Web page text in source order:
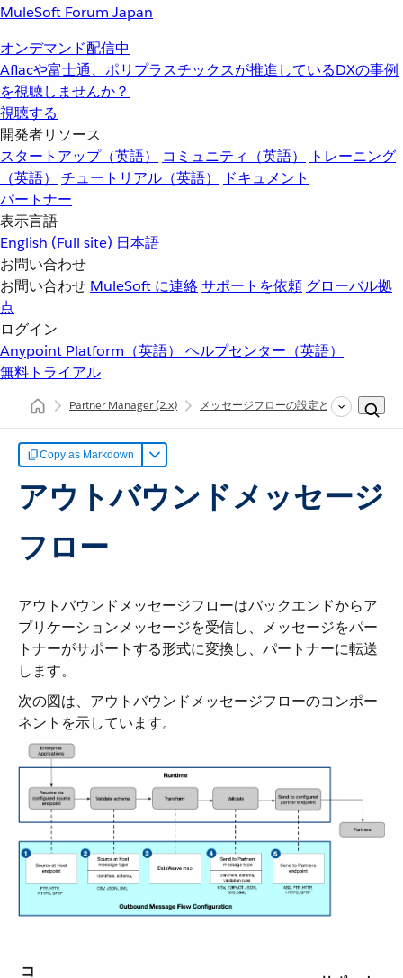
MuleSoft Forum Japan
オンデマンド配信中
Aflacや富士通、ポリプラスチックスが推進しているDXの事例
を視聴しませんか？
視聴する
開発者リソース
スタートアップ（英語）
コミュニティ（英語）
トレーニング
（英語）
チュートリアル（英語）
ドキュメント
パートナー
表示言語
English (Full site) 日本語
お問い合わせ
お問い合わせ MuleSoft に連絡サポートを依頼 グローバル拠
点
ログイン
Anypoint Platform（英語） ヘルプセンター（英語）
無料トライアル
Partner Manager(2.x) メッセージフローの設定と管理 アウ
Copy as Markdown
アウトバウンドメッセージ
フロー
アウトバウンドメッセージフローはバックエンドからア
プリケーションメッセージを受信し、メッセージをパー
トナーがサポートする形式に変換し、パートナーに転送
します。
次の図は、アウトバウンドメッセージフローのコンポー
ネントを示しています。
コ